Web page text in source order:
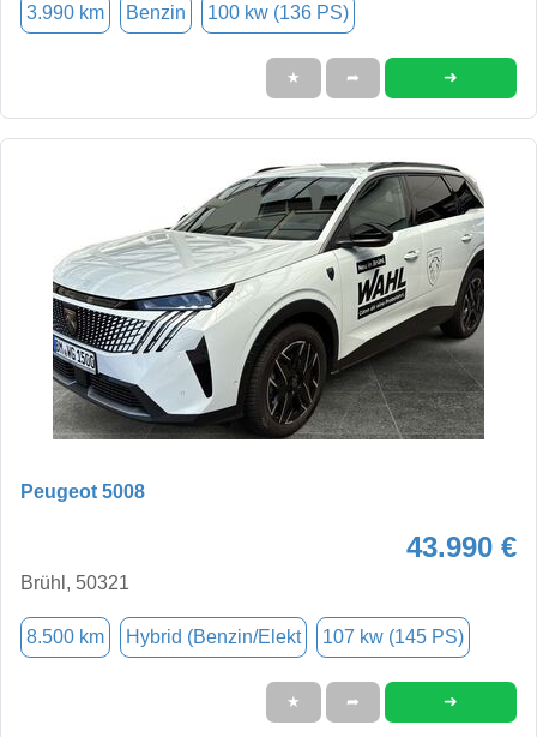
3.990 km Benzin 100 kw (136 PS)
★ ➦ ➜
Peugeot 5008
43.990 €
Brühl, 50321
8.500 km Hybrid (Benzin/Elekt 107 kw (145 PS)
★ ➦ ➜